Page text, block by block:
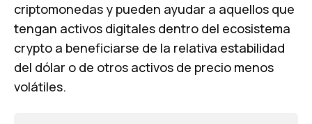
criptomonedas y pueden ayudar a aquellos que
tengan activos digitales dentro del ecosistema
crypto a beneficiarse de la relativa estabilidad
del dólar o de otros activos de precio menos
volátiles.